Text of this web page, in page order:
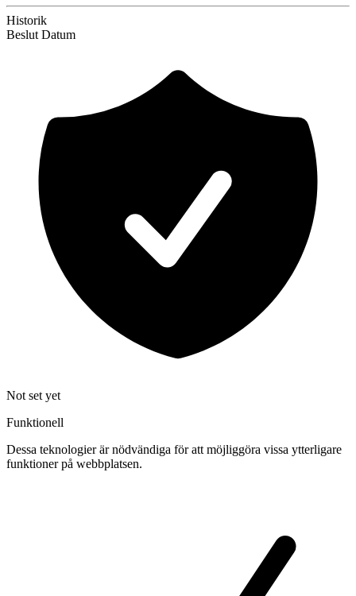
Historik
Beslut Datum
Not set yet
Funktionell
Dessa teknologier är nödvändiga för att möjliggöra vissa ytterligare
funktioner på webbplatsen.